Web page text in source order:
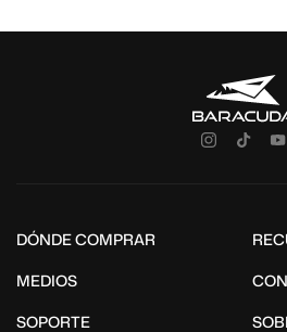
DÓNDE COMPRAR
MEDIOS
SOPORTE